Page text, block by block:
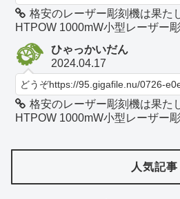
格安のレーザー彫刻機は果た
HTPOW 1000mW小型レーザー
ひゃっかいだん
2024.04.17
どうぞhttps://95.gigafile.nu/0726-
格安のレーザー彫刻機は果た
HTPOW 1000mW小型レーザー
人気記事